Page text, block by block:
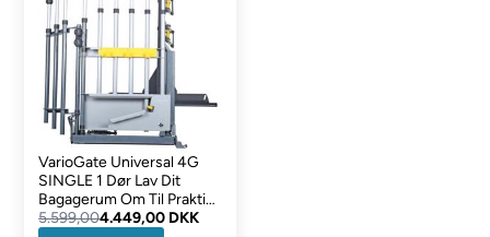
VarioGate Universal 4G
SINGLE 1 Dør Lav Dit
Bagagerum Om Til Praktisk
Hundebur
5.599,004.449,00 DKK